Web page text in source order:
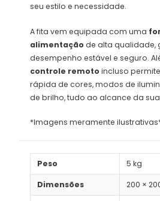
seu estilo e necessidade.
A fita vem equipada com uma
alimentação de alta qualidade,
desempenho estável e seguro.
controle remoto incluso
rápida de cores, modos de
de brilho, tudo ao alcance da
*Imagens meramente
Peso 5 kg
Dimensões 200 ×